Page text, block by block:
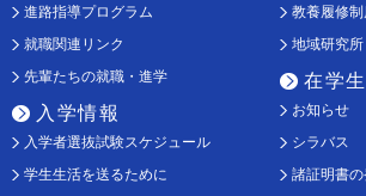
進路指導プログラム
就職関連リンク
先輩たちの就職・進学
入学情報
入学者選抜試験スケジュール
学生生活を送るために
教養履修制
地域研究所
在学
お知らせ
シラバス
諸証明書